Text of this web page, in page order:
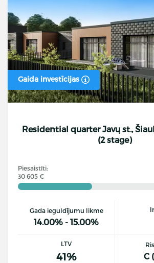
Gaida investīcijas
Residential quarter Javų st.,
(2 stage)
Piesaistīti:
30 605 €
Gada ieguldījumu likme
14.00% - 15.00%
LTV
41% C